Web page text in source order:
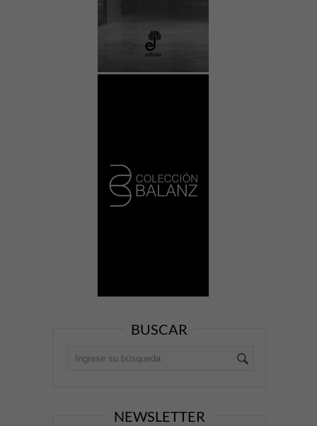
BUSCAR
NEWSLETTER